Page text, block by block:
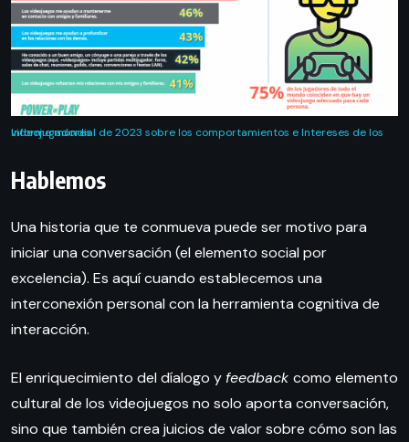
Informe mundial de 2023 sobre los comportamientos e Intereses de los videojugadores
Hablemos
Una historia que te conmueva puede ser motivo para
iniciar una conversación (el elemento social por
excelencia). Es aquí cuando establecemos una
interconexión personal con la herramienta cognitiva de
interacción.
El enriquecimiento del díalogo y feedback como elemento
cultural de los videojuegos no solo aporta conversación,
sino que también crea juicios de valor sobre cómo son las